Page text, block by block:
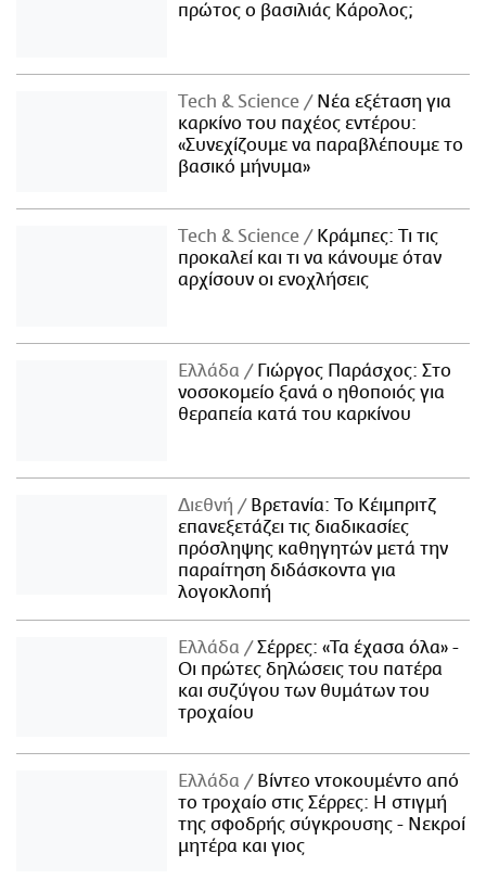
πρώτος ο βασιλιάς Κάρολος;
Τech & Science
Νέα εξέταση για
καρκίνο του παχέος εντέρου:
«Συνεχίζουμε να παραβλέπουμε το
βασικό μήνυμα»
Τech & Science
Κράμπες: Τι τις
προκαλεί και τι να κάνουμε όταν
αρχίσουν οι ενοχλήσεις
Ελλάδα
Γιώργος Παράσχος: Στο
νοσοκομείο ξανά ο ηθοποιός για
θεραπεία κατά του καρκίνου
Διεθνή
Βρετανία: Το Κέιμπριτζ
επανεξετάζει τις διαδικασίες
πρόσληψης καθηγητών μετά την
παραίτηση διδάσκοντα για
λογοκλοπή
Ελλάδα
Σέρρες: «Τα έχασα όλα» -
Οι πρώτες δηλώσεις του πατέρα
και συζύγου των θυμάτων του
τροχαίου
Ελλάδα
Βίντεο ντοκουμέντο από
το τροχαίο στις Σέρρες: Η στιγμή
της σφοδρής σύγκρουσης - Νεκροί
μητέρα και γιος